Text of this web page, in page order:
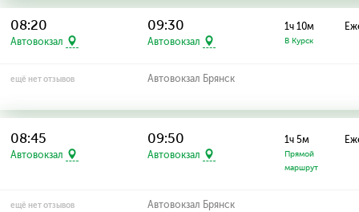
08:20
Автовокзал
09:30
Автовокзал
1ч 10м
В Курск
ещё нет отзывов Автовокзал Брянск
08:45
Автовокзал
09:50
Автовокзал
1ч 5м
Прямой
маршрут
ещё нет отзывов Автовокзал Брянск